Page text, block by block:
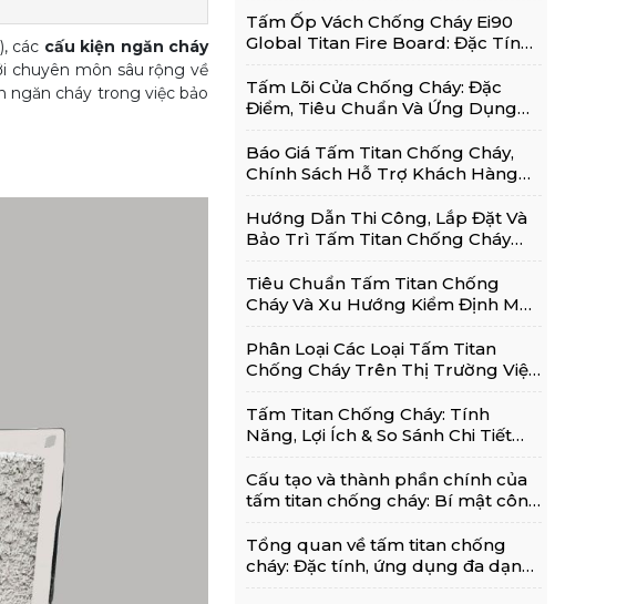
các cấu kiện ngăn cháy
chuyên môn sâu rộng về
ngăn cháy trong việc bảo
Tấm Ốp Vách Chống Cháy Ei90
Global Titan Fire Board: Đặc Tính,
Tấm Lõi Cửa Chống Cháy: Đặc
Điểm, Tiêu Chuẩn Và Ứng Dụng
Báo Giá Tấm Titan Chống Cháy,
Chính Sách Hỗ Trợ Khách Hàng
Dụng Hiệu Quả
Hướng Dẫn Thi Công, Lắp Đặt Và
Bảo Trì Tấm Titan Chống Cháy
Tiêu Chuẩn Tấm Titan Chống
Cháy Và Xu Hướng Kiểm Định Mới
Phân Loại Các Loại Tấm Titan
Chống Cháy Trên Thị Trường Việt
Tấm Titan Chống Cháy: Tính
Năng, Lợi Ích & So Sánh Chi Tiết
Cấu tạo và thành phần chính của
tấm titan chống cháy: Bí mật công
Tổng quan về tấm titan chống
cháy: Đặc tính, ứng dụng đa dạng